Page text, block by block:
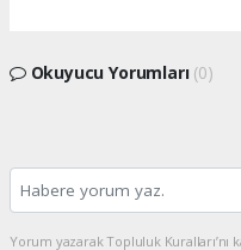
Okuyucu Yorumları (0)
Yorum yazarak Topluluk